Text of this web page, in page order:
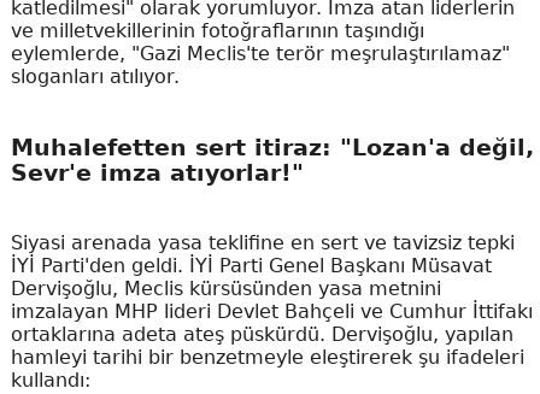
katledilmesi" olarak yorumluyor. İmza atan liderlerin
ve milletvekillerinin fotoğraflarının taşındığı
eylemlerde, "Gazi Meclis'te terör meşrulaştırılamaz"
sloganları atılıyor.
Muhalefetten sert itiraz: "Lozan'a değil,
Sevr'e imza atıyorlar!"
Siyasi arenada yasa teklifine en sert ve tavizsiz tepki
İYİ Parti'den geldi. İYİ Parti Genel Başkanı Müsavat
Dervişoğlu, Meclis kürsüsünden yasa metnini
imzalayan MHP lideri Devlet Bahçeli ve Cumhur İttifakı
ortaklarına adeta ateş püskürdü. Dervişoğlu, yapılan
hamleyi tarihi bir benzetmeyle eleştirerek şu ifadeleri
kullandı: